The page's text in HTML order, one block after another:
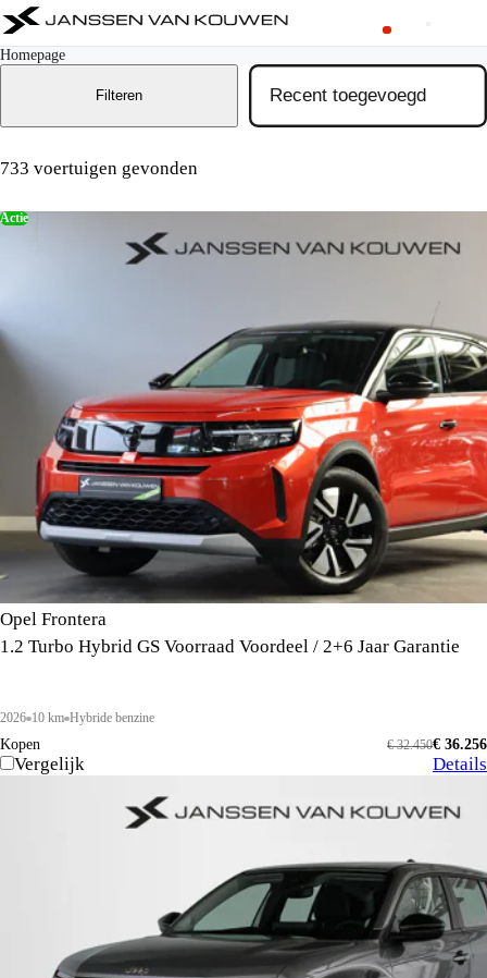
Homepage
733 voertuigen gevonden
Filteren
Actie
Opel Frontera
1.2 Turbo Hybrid GS Voorraad Voordeel / 2+6 Jaar Garantie
2026 10 km Hybride benzine
Kopen € 36.256
€ 32.450
Vergelijk Details